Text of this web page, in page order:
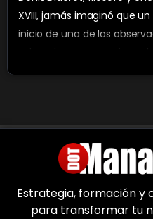
XVIII, jamás imaginó que
inicio de una de las
Estrategia, formación y
para transformar tu